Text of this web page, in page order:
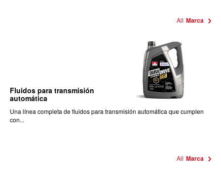
All Marca
Fluidos para transmisión
automática
Una línea completa de fluidos para transmisión automática que cumplen
con...
All Marca